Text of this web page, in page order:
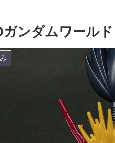
ガンダムワー